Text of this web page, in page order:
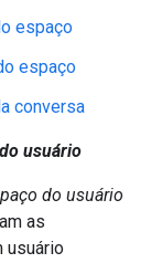
espaço
espaço
conversa
usuário
do usuário
as
usuário